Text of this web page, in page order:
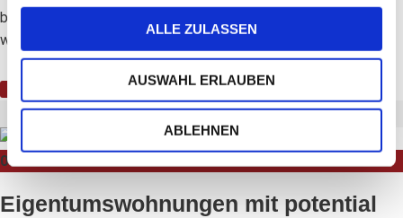
ALLE ZULASSEN
AUSWAHL ERLAUBEN
ABLEHNEN
bedanken uns für die sehr erfolgreiche Zusammenarbeit und
wünschen den Mitarbeitern und Gesellschaftern weiterhin viel
08
Eigentumswohnungen mit potential